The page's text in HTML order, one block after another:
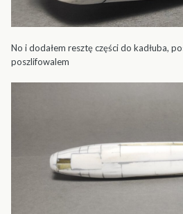
No i dodałem resztę części do kadłuba,
poszlifowalem